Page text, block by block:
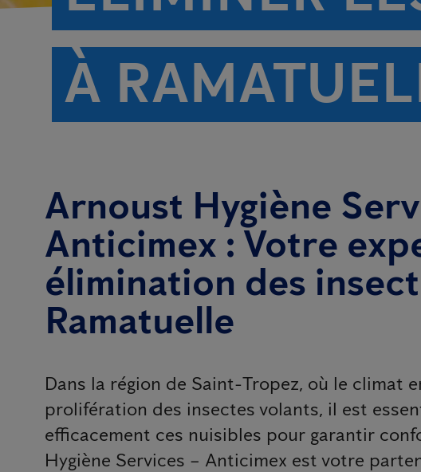
À
Arnoust Hygiène
Anticimex : Votre
élimination des
Ramatuelle
Dans la région de Saint-Tropez, où le climat
prolifération des insectes volants, il est
efficacement ces nuisibles pour garantir
Hygiène Services – Anticimex est votre